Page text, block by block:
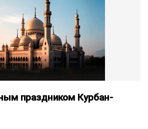
праздником Курбан-